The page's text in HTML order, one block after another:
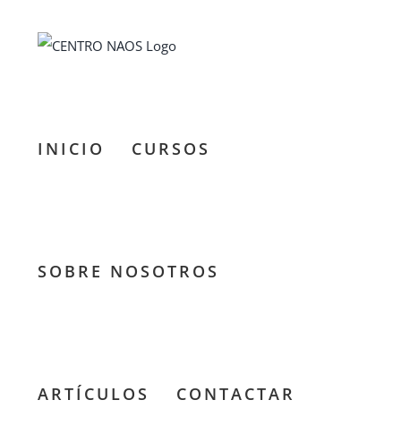
INICIO CURSOS
SOBRE NOSOTROS
ARTÍCULOS CONTACTAR